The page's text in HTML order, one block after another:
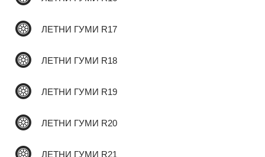
ЛЕТНИ ГУМИ R17
ЛЕТНИ ГУМИ R18
ЛЕТНИ ГУМИ R19
ЛЕТНИ ГУМИ R20
ЛЕТНИ ГУМИ R21